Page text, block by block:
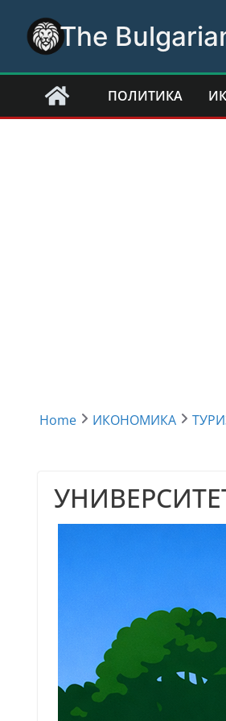
content
The
ПОЛИТИКА
Home ИКОНОМИКА